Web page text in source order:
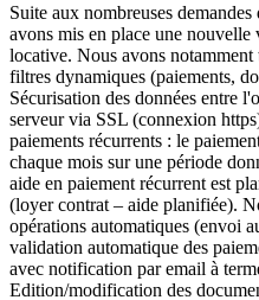
Suite aux nombreuses
avons mis en place une
locative. Nous avons
filtres dynamiques (paiements,
Sécurisation des données entre
serveur via SSL (connexion
paiements récurrents : le
chaque mois sur une période
aide en paiement récurrent est
(loyer contrat – aide planifiée).
opérations automatiques (envoi
validation automatique des
avec notification par email à
Edition/modification des